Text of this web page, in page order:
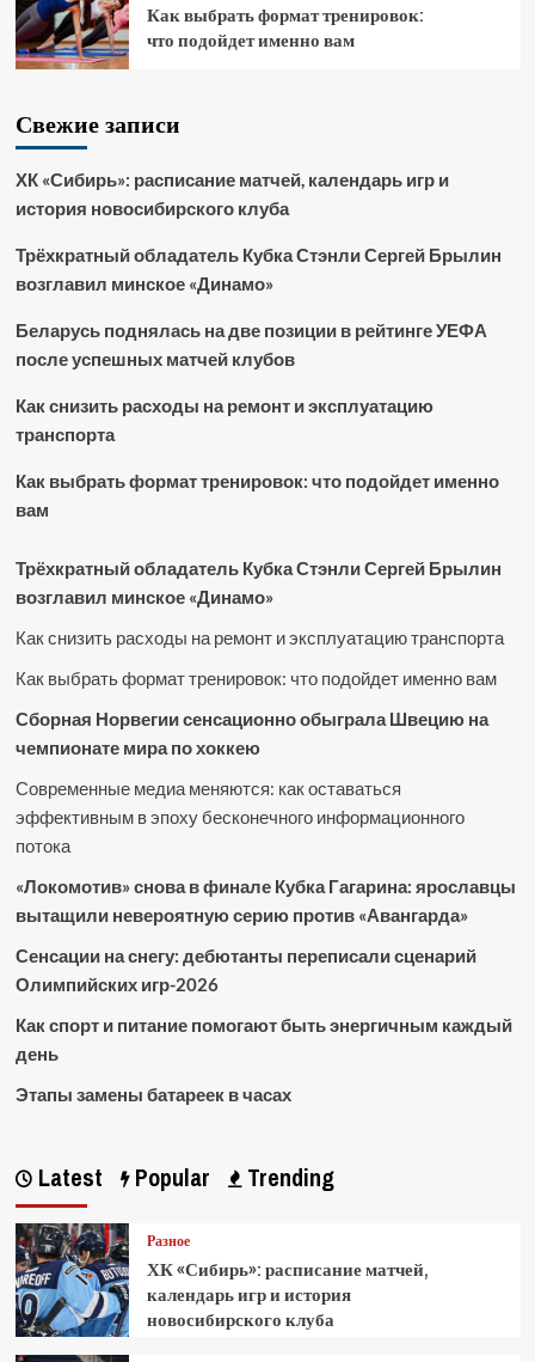
Как выбрать формат тренировок:
что подойдет именно вам
Свежие записи
ХК «Сибирь»: расписание матчей, календарь игр и
история новосибирского клуба
Трёхкратный обладатель Кубка Стэнли Сергей Брылин
возглавил минское «Динамо»
Беларусь поднялась на две позиции в рейтинге УЕФА
после успешных матчей клубов
Как снизить расходы на ремонт и эксплуатацию
транспорта
Как выбрать формат тренировок: что подойдет именно
вам
Трёхкратный обладатель Кубка Стэнли Сергей Брылин
возглавил минское «Динамо»
Как снизить расходы на ремонт и эксплуатацию транспорта
Как выбрать формат тренировок: что подойдет именно вам
Сборная Норвегии сенсационно обыграла Швецию на
чемпионате мира по хоккею
Современные медиа меняются: как оставаться
эффективным в эпоху бесконечного информационного
потока
«Локомотив» снова в финале Кубка Гагарина: ярославцы
вытащили невероятную серию против «Авангарда»
Сенсации на снегу: дебютанты переписали сценарий
Олимпийских игр-2026
Как спорт и питание помогают быть энергичным каждый
день
Этапы замены батареек в часах
Latest Popular Trending
Разное
ХК «Сибирь»: расписание матчей,
календарь игр и история
новосибирского клуба